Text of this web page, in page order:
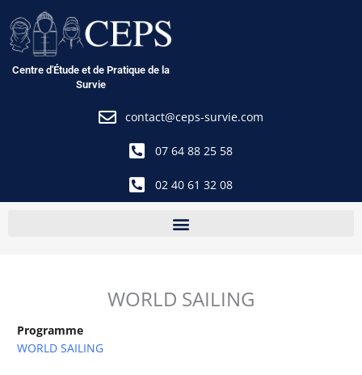
au
contenu
Centre d'Étude et de Pratique de la
Survie
contact@ceps-survie.com
07 64 88 25 58
02 40 61 32 08
WORLD SAILING
Programme
WORLD SAILING